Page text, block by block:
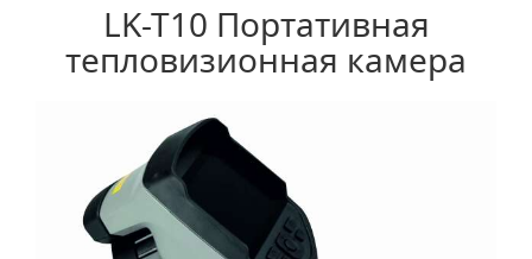
LK-T10 Портативная
тепловизионная камера